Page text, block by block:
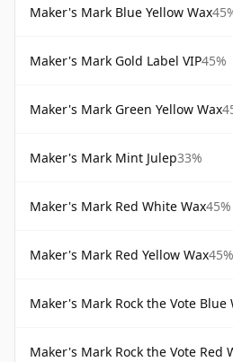
Maker's Mark Blue Yellow Wax
Maker's Mark Gold Label VIP45%
Maker's Mark Green Yellow Wax
Maker's Mark Mint Julep33%
Maker's Mark Red White Wax45%
Maker's Mark Red Yellow Wax45%
Maker's Mark Rock the Vote Blue
Maker's Mark Rock the Vote Red